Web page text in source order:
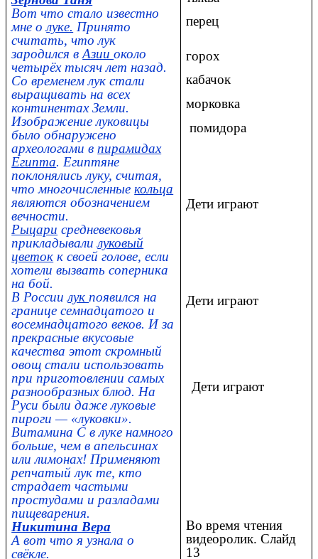
Вот что стало известно
мне олуке. Принято
считать, что лук
зародился вАзииоколо
четырёх тысяч лет назад.
Со временем лук стали
выращивать на всех
континентах Земли.
Изображение луковицы
было обнаружено
археологами в пирамидах
Египта. Египтяне
поклонялись луку, считая,
что многочисленныекольца
являются обозначением
вечности.
Рыцари средневековья
прикладывалилуковый
цветок к своей голове, если
хотели вызвать соперника
на бой.
В Россиилук появился на
границе семнадцатого и
восемнадцатого веков. И за
прекрасные вкусовые
качества этот скромный
овощ стали использовать
при приготовлении самых
разнообразных блюд. На
Руси были даже луковые
пироги — «луковки».
Витамина С в луке намного
больше, чем в апельсинах
или лимонах! Применяют
репчатый лук те, кто
страдает частыми
простудами и разладами
пищеварения.
Никитина Вера
А вот что я узнала о
свёкле.
перец
горох
кабачок
морковка
помидора
Дети играют
Дети играют
Дети играют
Во время чтения
видеоролик. Слайд
13